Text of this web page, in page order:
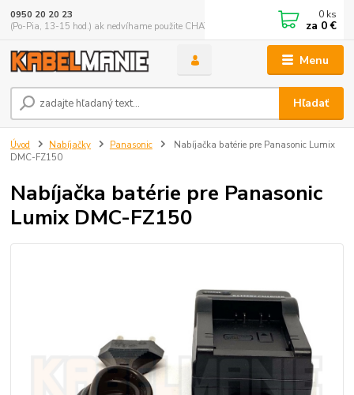
Menu
Hľadať
0950 20 20 23
(Po-Pia, 13-15 hod.) ak nedvíhame použite CHATBOX
0 ks
za 0 €
Úvod Nabíjačky Panasonic
Nabíjačka batérie pre Panasonic Lumix
DMC-FZ150
Nabíjačka batérie pre Panasonic
Lumix DMC-FZ150